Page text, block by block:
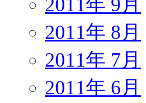
2011年 8月
2011年 7月
2011年 6月